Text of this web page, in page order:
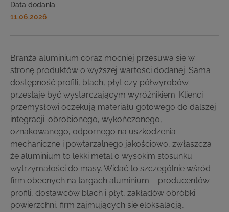
Data dodania
11.06.2026
Branża aluminium coraz mocniej przesuwa się w
stronę produktów o wyższej wartości dodanej. Sama
dostępność profili, blach, płyt czy półwyrobów
przestaje być wystarczającym wyróżnikiem. Klienci
przemysłowi oczekują materiału gotowego do dalszej
integracji: obrobionego, wykończonego,
oznakowanego, odpornego na uszkodzenia
mechaniczne i powtarzalnego jakościowo, zwłaszcza
że aluminium to lekki metal o wysokim stosunku
wytrzymałości do masy. Widać to szczególnie wśród
firm obecnych na targach aluminium – producentów
profili, dostawców blach i płyt, zakładów obróbki
powierzchni, firm zajmujących się eloksalacją,